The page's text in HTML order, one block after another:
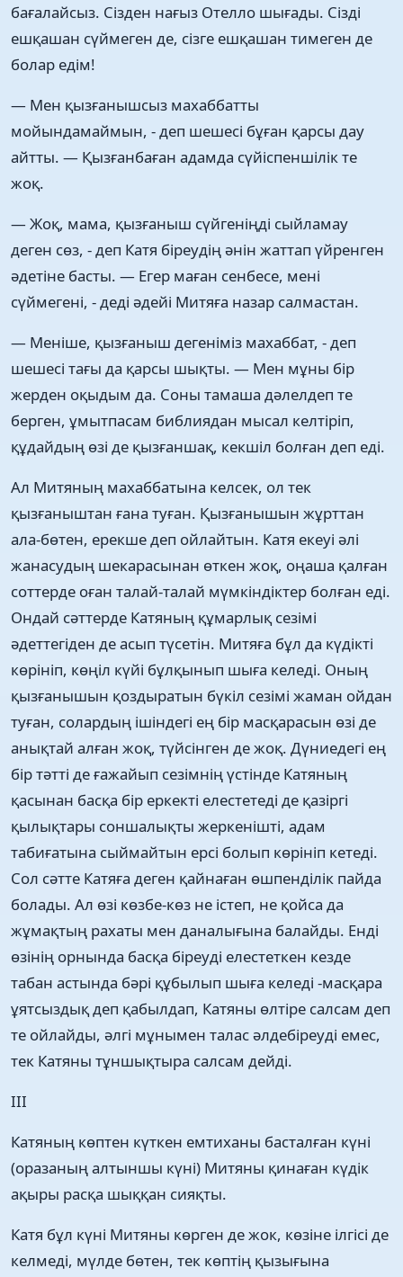
бағалайсыз. Сізден нағыз Отелло шығады. Сізді
ешқашан сүймеген де, сізге ешқашан тимеген де
болар едім!
— Мен қызғанышсыз махаббатты
мойындамаймын, - деп шешесі бұған қарсы дау
айтты. — Қызғанбаған адамда сүйіспеншілік те
жоқ.
— Жоқ, мама, қызғаныш сүйгеніңді сыйламау
деген сөз, - деп Катя біреудің әнін жаттап үйренген
әдетіне басты. — Егер маған сенбесе, мені
сүймегені, - деді әдейі Митяға назар салмастан.
— Меніше, қызғаныш дегеніміз махаббат, - деп
шешесі тағы да қарсы шықты. — Мен мұны бір
жерден оқыдым да. Соны тамаша дәлелдеп те
берген, ұмытпасам библиядан мысал келтіріп,
құдайдың өзі де қызғаншақ, кекшіл болған деп еді.
Ал Митяның махаббатына келсек, ол тек
қызғаныштан ғана туған. Қызғанышын жұрттан
ала-бөтен, ерекше деп ойлайтын. Катя екеуі әлі
жанасудың шекарасынан өткен жоқ, оңаша қалған
соттерде оған талай-талай мүмкіндіктер болған еді.
Ондай сәттерде Катяның құмарлық сезімі
әдеттегіден де асып түсетін. Митяға бұл да күдікті
көрініп, көңіл күйі бұлқынып шыға келеді. Оның
қызғанышын қоздыратын бүкіл сезімі жаман ойдан
туған, солардың ішіндегі ең бір масқарасын өзі де
анықтай алған жоқ, түйсінген де жоқ. Дүниедегі ең
бір тәтті де ғажайып сезімнің үстінде Катяның
қасынан басқа бір еркекті елестетеді де қазіргі
қылықтары соншалықты жеркенішті, адам
табиғатына сыймайтын ерсі болып көрініп кетеді.
Сол сәтте Катяға деген қайнаған өшпенділік пайда
болады. Ал өзі көзбе-көз не істеп, не қойса да
жұмақтың рахаты мен даналығына балайды. Енді
өзінің орнында басқа біреуді елестеткен кезде
табан астында бәрі құбылып шыға келеді -масқара
ұятсыздық деп қабылдап, Катяны өлтіре салсам деп
те ойлайды, әлгі мұнымен талас әлдебіреуді емес,
тек Катяны тұншықтыра салсам дейді.
III
Катяның көптен күткен емтиханы басталған күні
(оразаның алтыншы күні) Митяны қинаған күдік
ақыры расқа шыққан сияқты.
Катя бұл күні Митяны көрген де жок, көзіне ілгісі де
келмеді, мүлде бөтен, тек көптің қызығына